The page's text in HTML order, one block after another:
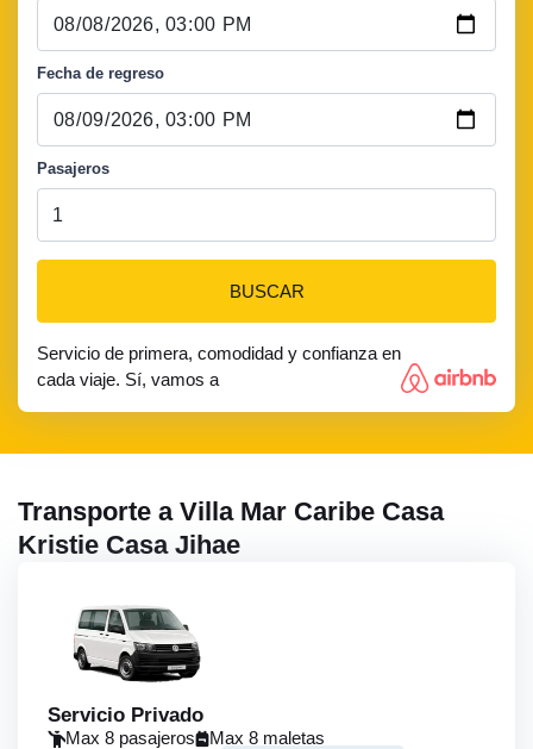
Fecha de regreso
Pasajeros
BUSCAR
Servicio de primera, comodidad y confianza en
cada viaje. Sí, vamos a
Transporte a Villa Mar Caribe Casa
Kristie Casa Jihae
Servicio Privado
Max 8 pasajeros
Max 8 maletas